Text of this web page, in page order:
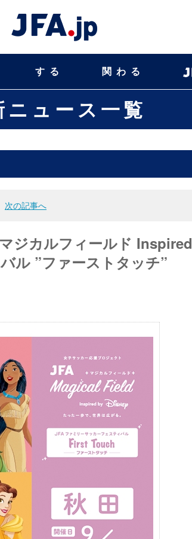
する 関わる
ニュース一覧
次の記事へ
ジカルフィールド Inspired
ル ”ファーストタッチ”